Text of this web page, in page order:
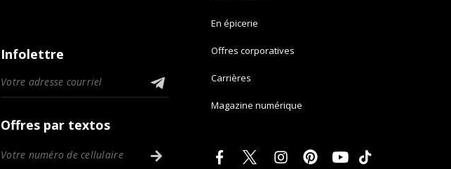
Infolettre
Offres par textos
En épicerie
Offres corporatives
Carrières
Magazine numérique